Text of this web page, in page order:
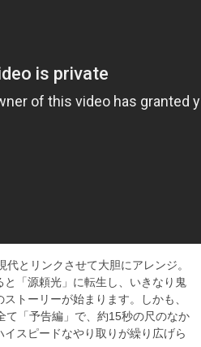
とリンクさせて大胆にアレンジ。
「源頼光」に転生し、いきなり鬼
トーリーが始まります。しかも、
て「予告編」で、約15秒の尺のなか
スピードなやり取りが繰り広げら